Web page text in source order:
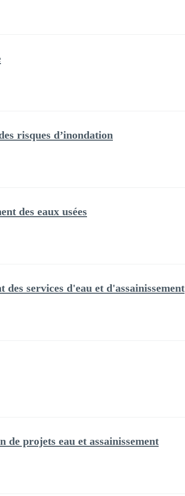
risques d’inondation
des eaux usées
services d'eau et d'assainissement
projets eau et assainissement